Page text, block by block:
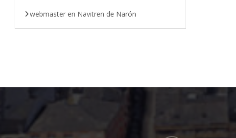
webmaster en Navitren de Narón